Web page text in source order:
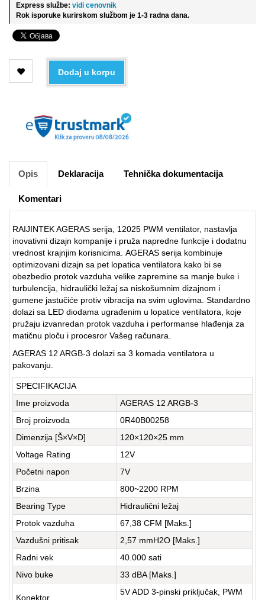
Express službe: vidi cenovnik
Rok isporuke kurirskom službom je 1-3 radna dana.
Dodaj u korpu
Opis Deklaracija Tehnička dokumentacija
Komentari
RAIJINTEK AGERAS serija, 12025 PWM ventilator, nastavlja
inovativni dizajn kompanije i pruža napredne funkcije i dodatnu
vrednost krajnjim korisnicima. AGERAS serija kombinuje
optimizovani dizajn sa pet lopatica ventilatora kako bi se
obezbedio protok vazduha velike zapremine sa manje buke i
turbulencija, hidraulički ležaj sa niskošumnim dizajnom i
gumene jastučiće protiv vibracija na svim uglovima. Standardno
dolazi sa LED diodama ugrađenim u lopatice ventilatora, koje
pružaju izvanredan protok vazduha i performanse hlađenja za
matičnu ploču i procesror Vašeg računara.
AGERAS 12 ARGB-3 dolazi sa 3 komada ventilatora u
pakovanju.
SPECIFIKACIJA
Ime proizvoda
AGERAS 12 ARGB-3
Broj proizvoda
0R40B00258
Dimenzija [Š×V×D]
120×120×25 mm
Voltage Rating
12V
Početni napon
7V
Brzina
800~2200 RPM
Bearing Type
Hidraulični ležaj
Protok vazduha
67,38 CFM [Maks.]
Vazdušni pritisak
2,57 mmH2O [Maks.]
Radni vek
40.000 sati
Nivo buke
33 dBA [Maks.]
Konektor
5V ADD 3-pinski priključak, PWM